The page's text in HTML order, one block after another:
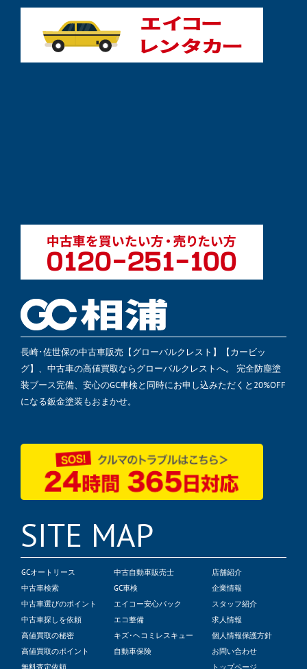
長崎･佐世保の中古車販売【グローバルクレスト】【カービッ
グ】、中古車の高値買取ならグローバルクレストへ。 完全防塵塗
装ブース完備、安心のGC車検と同時にお申し込みただくと20%OFF
になる鈑金塗装もおまかせ。
SITE MAP
GCオートリース
中古車検索
中古車選びのポイント
中古車探しを依頼
高値買取の秘密
高値買取のポイント
無料査定依頼
中古自動車販売士
GC車検
エイコー安心パック
エコ整備
キズ･ヘコミレスキュー
自動車保険
店舗紹介
企業情報
スタッフ紹介
求人情報
個人情報保護方針
お問い合わせ
トップページ